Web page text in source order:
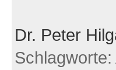
Dr. Peter
Schlagworte: